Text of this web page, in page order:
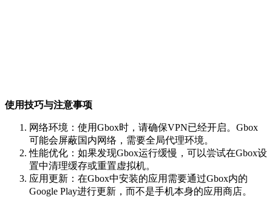
使用技巧与注意事项
网络环境：使用Gbox时，请确保VPN已经开启。Gbox
可能会屏蔽国内网络，需要全局代理环境。
性能优化：如果发现Gbox运行缓慢，可以尝试在Gbox设
置中清理缓存或重置虚拟机。
应用更新：在Gbox中安装的应用需要通过Gbox内的
Google Play进行更新，而不是手机本身的应用商店。